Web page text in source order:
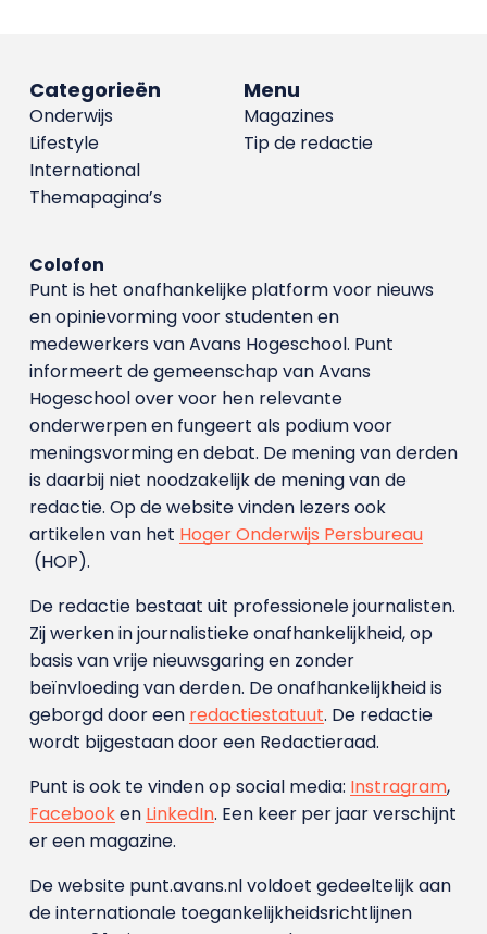
Menu
Magazines
Tip de redactie
Categorieën
Onderwijs
Lifestyle
International
Themapagina’s
Colofon
Punt is het onafhankelijke platform voor nieuws
en opinievorming voor studenten en
medewerkers van Avans Hoge­school. Punt
informeert de gemeenschap van Avans
Hogeschool over voor hen relevante
onderwerpen en fungeert als podium voor
meningsvorming en debat. De mening van derden
is daarbij niet noodzakelijk de mening van de
redactie. Op de website vinden lezers ook
artikelen van het Hoger Onderwijs Persbureau
(HOP).
De redactie bestaat uit professionele journalisten.
Zij werken in journalistieke onafhankelijkheid, op
basis van vrije nieuwsgaring en zonder
beïnvloeding van derden. De onafhankelijkheid is
geborgd door een redactiestatuut. De redactie
wordt bijgestaan door een Redactieraad.
Punt is ook te vinden op social media: Instragram,
Facebooken LinkedIn. Een keer per jaar verschijnt
er een magazine.
De website punt.avans.nl voldoet gedeeltelijk aan
de internationale toegankelijkheidsrichtlijnen